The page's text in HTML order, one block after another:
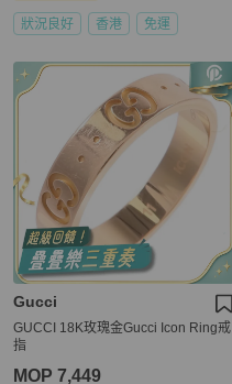
狀況良好 香港 免運
Gucci
GUCCI 18K玫瑰金Gucci Icon Ring戒
指
MOP 7,449